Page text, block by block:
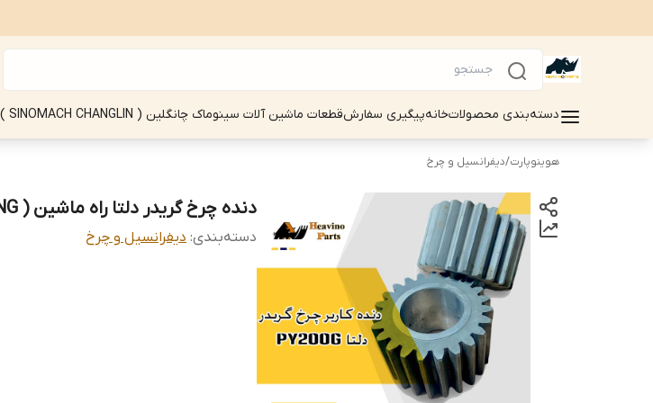
دسته‌بندی محصولاتخانهپیگیری سفارشقطعات ماشین آلات سینوماک چانگلین ( SINOMACH CHANGLIN )
هوینوپارت/دیفرانسیل و چرخ
دنده چرخ گریدر دلتا راه ماشین ( TIANGONG ) PY200G
دسته‌بندی: دیفرانسیل و چرخ